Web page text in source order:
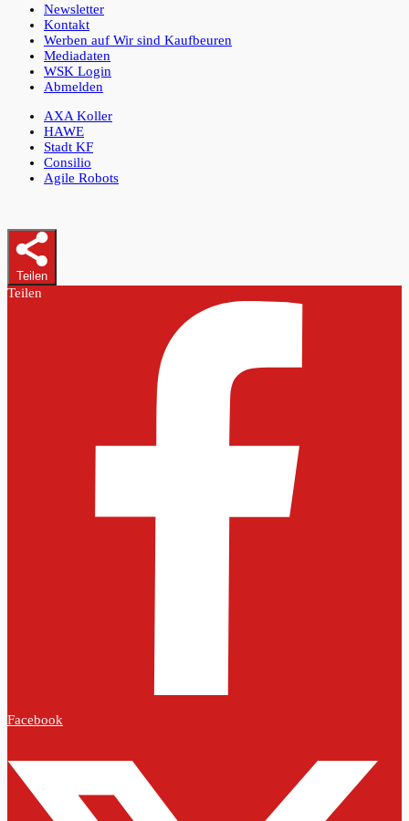
Newsletter
Kontakt
Werben auf Wir sind Kaufbeuren
Mediadaten
WSK Login
Abmelden
AXA Koller
HAWE
Stadt KF
Consilio
Agile Robots
Teilen
Teilen
Facebook